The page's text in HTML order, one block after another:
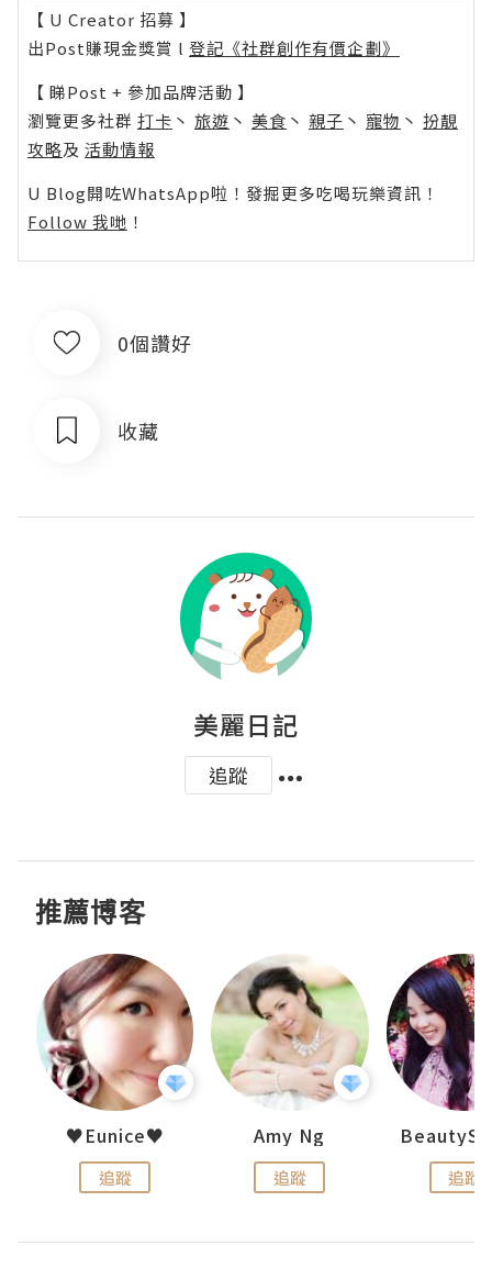
【 U Creator 招募 】
出Post賺現金獎賞 l 登記《社群創作有價企劃》
【 睇Post + 參加品牌活動 】
瀏覽更多社群 打卡 丶 旅遊 丶 美食 丶 親子 丶 寵物 丶 扮靚
攻略及 活動情報
U Blog開咗WhatsApp啦！發掘更多吃喝玩樂資訊！
Follow 我哋 ！
0個讚好
收藏
美麗日記
追蹤
推薦博客
♥Eunice♥
追蹤
Amy Ng
追蹤 追蹤